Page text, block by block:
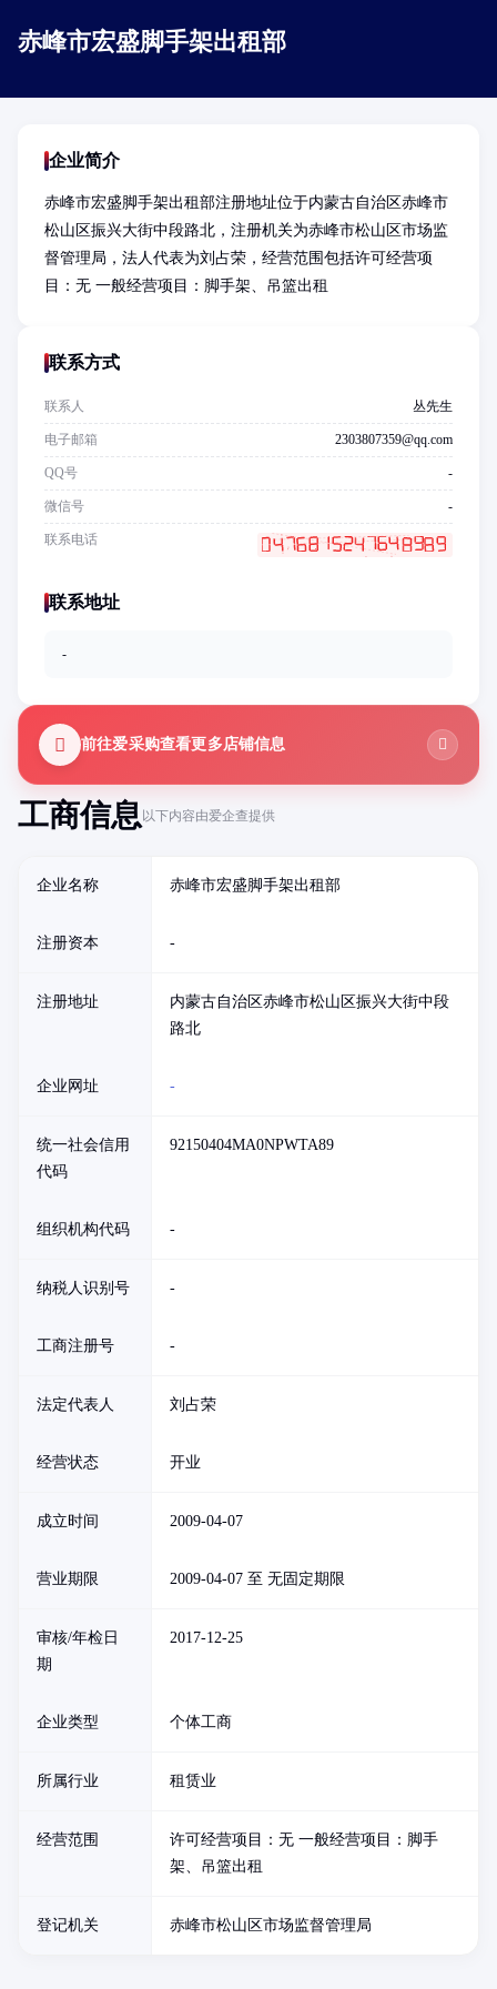
赤峰市宏盛脚手架出租部
工商信息以下内容由爱企查提供
企业名称 赤峰市宏盛脚手架出租部
注册资本 -
注册地址
内蒙古自治区赤峰市松山区振兴大街中段
路北
企业网址 -
统一社会信用
代码
92150404MA0NPWTA89
组织机构代码 -
纳税人识别号 -
工商注册号 -
法定代表人 刘占荣
经营状态 开业
成立时间 2009-04-07
营业期限 2009-04-07 至 无固定期限
审核/年检日
期
2017-12-25
企业类型 个体工商
所属行业 租赁业
经营范围
许可经营项目：无 一般经营项目：脚手
架、吊篮出租
登记机关 赤峰市松山区市场监督管理局
企业简介
赤峰市宏盛脚手架出租部注册地址位于内蒙古自治区赤峰市
松山区振兴大街中段路北，注册机关为赤峰市松山区市场监
督管理局，法人代表为刘占荣，经营范围包括许可经营项
目：无 一般经营项目：脚手架、吊篮出租
联系方式
联系人 丛先生
电子邮箱 2303807359@qq.com
QQ号 -
微信号 -
联系电话
联系地址
-
前往爱采购查看更多店铺信息